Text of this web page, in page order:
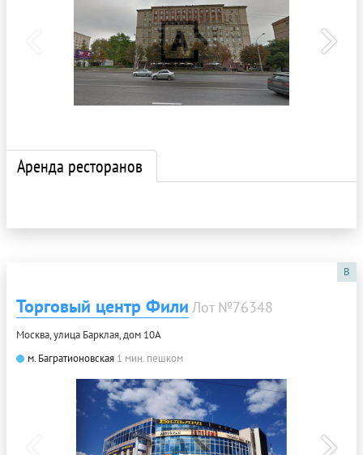
Аренда ресторанов
B
Торговый центр Фили Лот №76348
Москва, улица Барклая, дом 10А
м. Багратионовская 1 мин. пешком